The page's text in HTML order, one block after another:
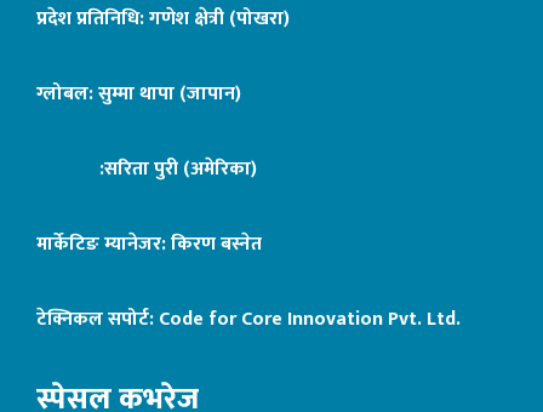
प्रदेश प्रतिनिधि: गणेश क्षेत्री (पोखरा)
ग्लोबल: सुम्मा थापा (जापान)
:सरिता पुरी (अमेरिका)
मार्केटिङ म्यानेजर: किरण बस्नेत
टेक्निकल सपोर्ट:Code for Core Innovation Pvt. Ltd.
स्पेसल कभरेज